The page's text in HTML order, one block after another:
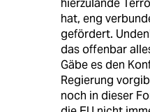
hierzulande
hat, eng
gefördert.
das offenbar
Gäbe es den
Regierung
noch in dieser